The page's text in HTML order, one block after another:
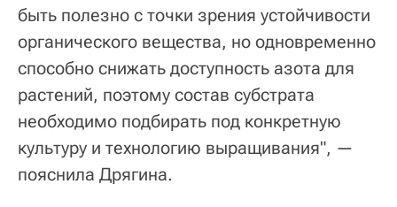
быть полезно с точки зрения устойчивости
органического вещества, но одновременно
способно снижать доступность азота для
растений, поэтому состав субстрата
необходимо подбирать под конкретную
культуру и технологию выращивания", —
пояснила Дрягина.